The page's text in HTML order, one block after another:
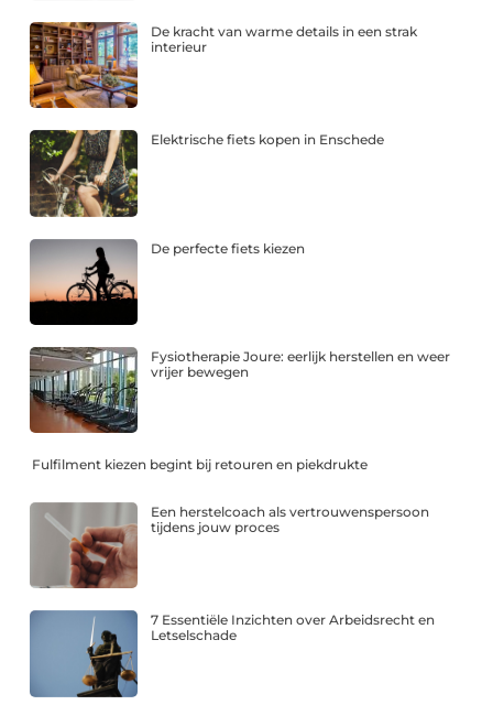
De kracht van warme details in een strak
interieur
Elektrische fiets kopen in Enschede
De perfecte fiets kiezen
Fysiotherapie Joure: eerlijk herstellen en weer
vrijer bewegen
Fulfilment kiezen begint bij retouren en piekdrukte
Een herstelcoach als vertrouwenspersoon
tijdens jouw proces
7 Essentiële Inzichten over Arbeidsrecht en
Letselschade